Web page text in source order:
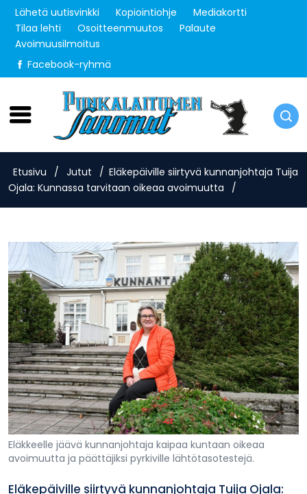
Lähetä uutisvinkki Kopiointiohje
Mediakortti
Tilaa lehti
Osoitteenmuutos
Palaute
Avoimuusilmoitus
Facebook-ryhmä
Lauantai 8.8.2026
Etusivu / Jutut / Eläkepäiville siirtyvä kunnanjohtaja Tuija
Ojala: Kunnassa tarvitaan oikeaa avoimuutta
/
Eläkkeelle jäävä kunnanjohtaja kaipaa kuntaan oikeaa
avoimuutta ja päättäjiksi pyrkiville lähtötasotestejä.
Eläkepäiville siirtyvä kunnanjohtaja Tuija Ojala: